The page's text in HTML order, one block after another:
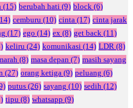
(15) berubah hati (9) block (6)
cemburu (10) cinta (17) cinta jarak
(17) ego (14) ex (8) get back (11)
keliru (24) komunikasi (14) LDR (8)
(8) masa depan (7) masih sayang
(27) orang ketiga (9) peluang (6)
putus (26) sayang (10) sedih (12)
tipu (8) whatsapp (9)